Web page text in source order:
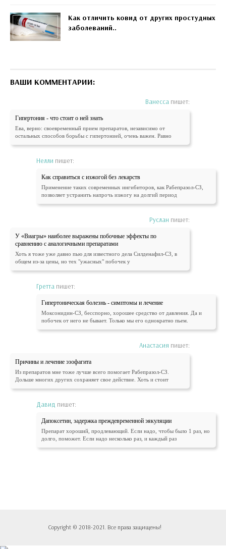
Как отличить ковид от других простудных
заболеваний..
ВАШИ КОММЕНТАРИИ:
Ванесса пишет:
Гипертония - что стоит о ней знать
Ева, верно: своевременный прием препаратов, независимо от
остальных способов борьбы с гипертонией, очень важен. Равно
Нелли пишет:
Как справиться с изжогой без лекарств
Применение таких современных ингибиторов, как Рабепразол-СЗ,
позволяет устранить напрочь изжогу на долгий период
Руслан пишет:
У «Виагры» наиболее выражены побочные эффекты по
сравнению с аналогичными препаратами
Хоть я тоже уже давно пью для известного дела Силденафил-СЗ, в
общем из-за цены, но тех "ужасных" побочек у
Гретта пишет:
Гипертоническая болезнь - симптомы и лечение
Моксонидин-СЗ, бесспорно, хорошее средство от давления. Да и
побочек от него не бывает. Только мы его однократно пьем.
Анастасия пишет:
Причины и лечение эзофагита
Из препаратов мне тоже лучше всего помогает Рабепразол-СЗ.
Дольше многих других сохраняет свое действие. Хоть и стоит
Давид пишет:
Дапоксетин, задержка преждевременной эякуляции
Препарат хороший, продлевающий. Если надо, чтобы было 1 раз, но
долго, поможет. Если надо несколько раз, и каждый раз
Copyright © 2018-2021. Все права защищены!